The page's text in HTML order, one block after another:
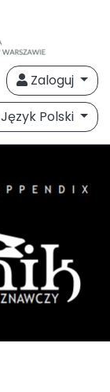
Zaloguj
Język Polski